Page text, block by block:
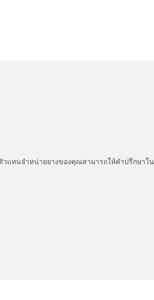
แทนจำหน่ายยางของคุณสามารถให้คำปรึกษาใน